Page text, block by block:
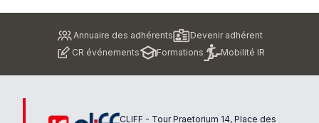
Annuaire des adhérents
Devenir adhérent
CR événements
Formations Mobilité IR
CLIFF - Tour Praetorium 14, Place des